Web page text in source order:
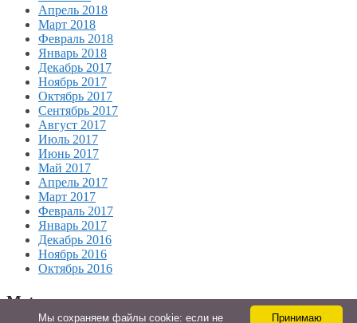
Апрель 2018
Март 2018
Февраль 2018
Январь 2018
Декабрь 2017
Ноябрь 2017
Октябрь 2017
Сентябрь 2017
Август 2017
Июль 2017
Июнь 2017
Май 2017
Апрель 2017
Март 2017
Февраль 2017
Январь 2017
Декабрь 2016
Ноябрь 2016
Октябрь 2016
Meta
Принимаю
Мы cохраняем файлы cookie: если не